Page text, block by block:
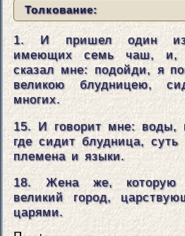
Толкование:
1. И пришел один из
имеющих семь чаш, и,
сказал мне: подойди, я
великою блудницею,
многих.
15. И говорит мне: воды,
где сидит блудница,
племена и языки.
18. Жена же, которую
великий город,
царями.